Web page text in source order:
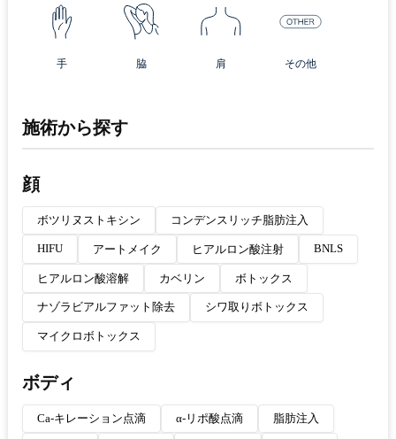
手 脇 肩 その他
施術から探す
顔
ボツリヌストキシン コンデンスリッチ脂肪注入
HIFU アートメイク ヒアルロン酸注射 BNLS
ヒアルロン酸溶解 カベリン ボトックス
ナゾラビアルファット除去 シワ取りボトックス
マイクロボトックス
ボディ
Ca-キレーション点滴 α-リポ酸点滴 脂肪注入